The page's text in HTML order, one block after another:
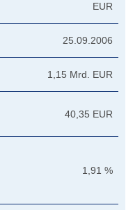
EUR
25.09.2006
1,15 Mrd. EUR
40,35 EUR
1,91 %